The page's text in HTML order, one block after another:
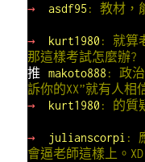
→
asdf95 : 教材，
→
kurt1980 : 就算
那這樣考試怎麼辦?
推
makoto888 : 政治
訴你的XX”就有人相
→
kurt1980 : 的質
→
julianscorpi :
會逼老師這樣上。XD